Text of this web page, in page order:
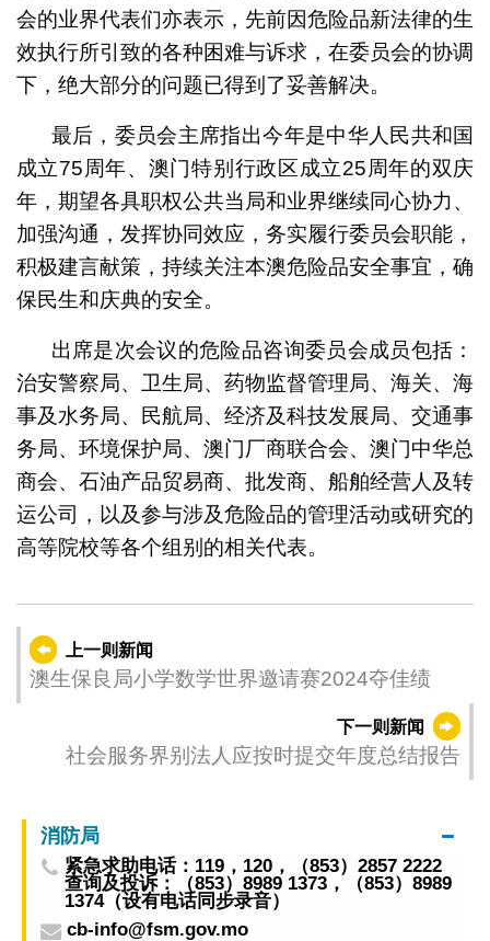
会的业界代表们亦表示，先前因危险品新法律的生
效执行所引致的各种困难与诉求，在委员会的协调
下，绝大部分的问题已得到了妥善解决。
最后，委员会主席指出今年是中华人民共和国
成立75周年、澳门特别行政区成立25周年的双庆
年，期望各具职权公共当局和业界继续同心协力、
加强沟通，发挥协同效应，务实履行委员会职能，
积极建言献策，持续关注本澳危险品安全事宜，确
保民生和庆典的安全。
出席是次会议的危险品咨询委员会成员包括：
治安警察局、卫生局、药物监督管理局、海关、海
事及水务局、民航局、经济及科技发展局、交通事
务局、环境保护局、澳门厂商联合会、澳门中华总
商会、石油产品贸易商、批发商、船舶经营人及转
运公司，以及参与涉及危险品的管理活动或研究的
高等院校等各个组别的相关代表。
上一则新闻
澳生保良局小学数学世界邀请赛2024夺佳绩
下一则新闻
社会服务界别法人应按时提交年度总结报告
消防局
紧急求助电话：119，120，（853）2857 2222
查询及投诉：（853）8989 1373，（853）8989
1374（设有电话同步录音）
cb-info@fsm.gov.mo